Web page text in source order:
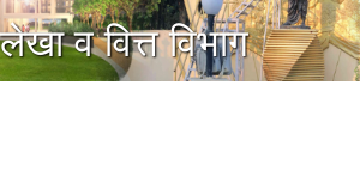
व वित्त विभाग